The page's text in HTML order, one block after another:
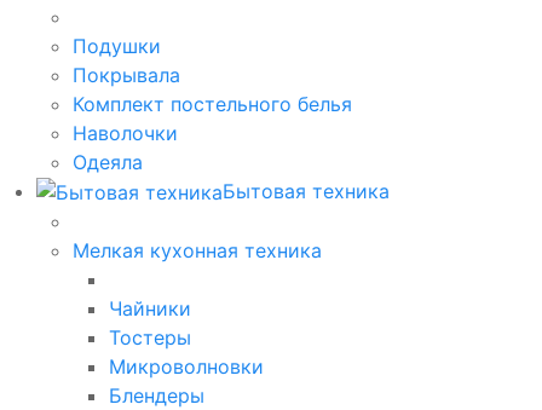
Подушки
Покрывала
Комплект постельного белья
Наволочки
Одеяла
Бытовая техника
Мелкая кухонная техника
Чайники
Тостеры
Микроволновки
Блендеры